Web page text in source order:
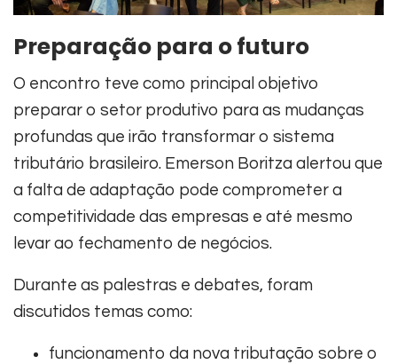
Preparação para o futuro
O encontro teve como principal objetivo
preparar o setor produtivo para as mudanças
profundas que irão transformar o sistema
tributário brasileiro. Emerson Boritza alertou que
a falta de adaptação pode comprometer a
competitividade das empresas e até mesmo
levar ao fechamento de negócios.
Durante as palestras e debates, foram
discutidos temas como:
funcionamento da nova tributação sobre o